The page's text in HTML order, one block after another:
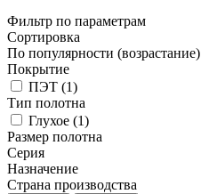
Фильтр по параметрам
Сортировка
По популярности (возрастание)
Покрытие
ПЭТ (1)
Тип полотна
Глухое (1)
Размер полотна
Серия
Назначение
Страна производства